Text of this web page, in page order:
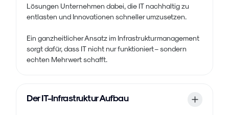
Lösungen Unternehmen dabei, die IT nachhaltig zu
entlasten und Innovationen schneller umzusetzen.
Ein ganzheitlicher Ansatz im Infrastrukturmanagement
sorgt dafür, dass IT nicht nur funktioniert – sondern
echten Mehrwert schafft.
Der IT-Infrastruktur Aufbau